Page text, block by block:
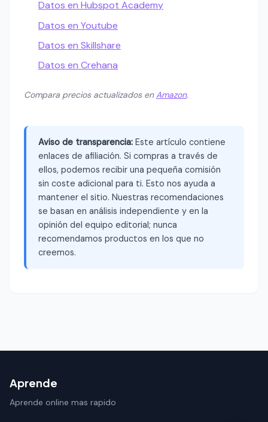
Datos en Hubspot Academy
Datos en Youtube
Datos en Skillshare
Datos en Crehana
Compara precios actualizados enAmazon.
Aviso de transparencia: Este artículo contiene
enlaces de afiliación. Si compras a través de
ellos, podemos recibir una pequeña comisión
sin coste adicional para ti. Esto nos ayuda a
mantener el sitio. Nuestras recomendaciones
se basan en análisis independiente y en la
opinión del equipo editorial; nunca
recomendamos productos en los que no
creemos.
Aprende
Aprende online mas rapido